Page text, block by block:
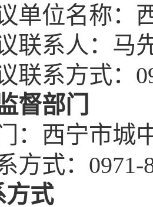
单位名称：
联系人：马
联系方式：
督部门
：西宁市城
方式：0971-
方式